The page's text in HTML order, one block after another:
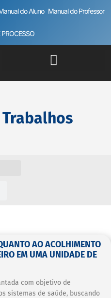
do Aluno Manual do Professor
PROCESSO
AO ACOLHIMENTO
EM UMA UNIDADE DE
com objetivo de
sistemas de saúde, buscando